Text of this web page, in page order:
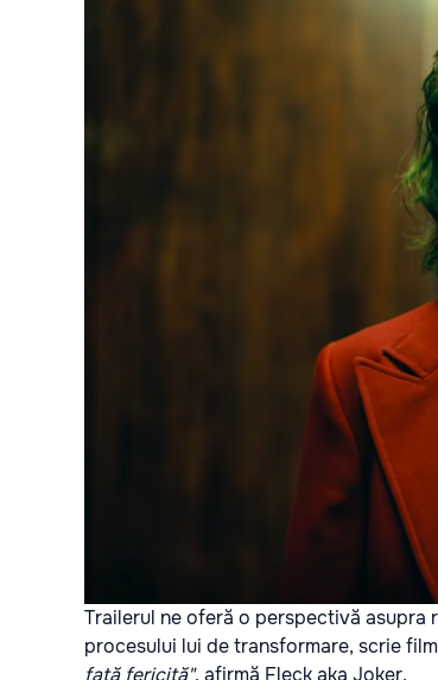
Trailerul ne oferă o perspectivă asupra
procesului lui de transformare, scrie
față fericită", afirmă Fleck aka Joker.